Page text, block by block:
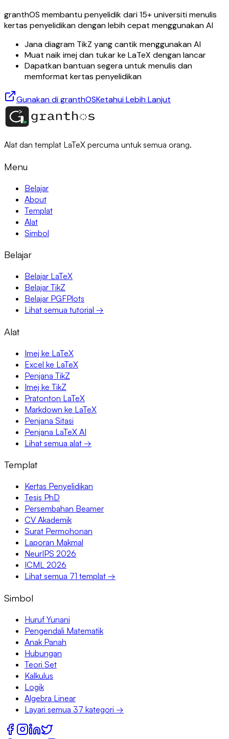
granthOS membantu penyelidik dari 15+ universiti menulis
kertas penyelidikan dengan lebih cepat menggunakan AI
Jana diagram TikZ yang cantik menggunakan AI
Muat naik imej dan tukar ke LaTeX dengan lancar
Dapatkan bantuan segera untuk menulis dan
memformat kertas penyelidikan
Gunakan di granthOSKetahui Lebih Lanjut
Alat dan templat LaTeX percuma untuk semua orang.
Menu
Belajar
About
Templat
Alat
Simbol
Belajar
Belajar LaTeX
Belajar TikZ
Belajar PGFPlots
Lihat semua tutorial →
Alat
Imej ke LaTeX
Excel ke LaTeX
Penjana TikZ
Imej ke TikZ
Pratonton LaTeX
Markdown ke LaTeX
Penjana Sitasi
Penjana LaTeX AI
Lihat semua alat →
Templat
Kertas Penyelidikan
Tesis PhD
Persembahan Beamer
CV Akademik
Surat Permohonan
Laporan Makmal
NeurIPS 2026
ICML 2026
Lihat semua 71 templat →
Simbol
Huruf Yunani
Pengendali Matematik
Anak Panah
Hubungan
Teori Set
Kalkulus
Logik
Algebra Linear
Layari semua 37 kategori →